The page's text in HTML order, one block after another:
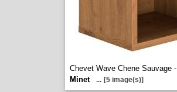
Chevet Wave Chene Sauvage -
Minet
... [5 image(s)]